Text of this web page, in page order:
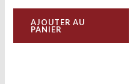
AJOUTER AU
PANIER